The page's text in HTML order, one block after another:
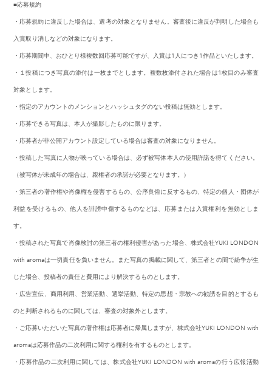
■応募規約
・応募規約に違反した場合は、選考の対象となりません。審査後に違反が判明した場合も
入賞取り消しなどの対象になります。
・応募期間中、おひとり様複数回応募可能ですが、入賞は1人につき1作品といたします。
・１投稿につき写真の添付は一枚までとします。複数枚添付された場合は1枚目のみ審査
対象とします。
・指定のアカウントのメンションとハッシュタグのない投稿は無効とします。
・応募できる写真は、本人が撮影したものに限ります。
・応募者が非公開アカウント設定している場合は審査の対象になりません。
・投稿した写真に人物が映っている場合は、必ず被写体本人の使用許諾を得てください。
（被写体が未成年の場合は、親権者の承諾が必要となります。）
・第三者の著作権や肖像権を侵害するもの、公序良俗に反するもの、特定の個人・団体が
利益を受けるもの、他人を誹謗中傷するものなどは、応募または入賞権利を無効としま
す。
・投稿された写真で肖像検討の第三者の権利侵害があった場合、株式会社YUKI LONDON
with aromaは一切責任を負いません。また写真の掲載に関して、第三者との間で紛争が生
じた場合、投稿者の責任と費用により解決するものとします。
・広告宣伝、商用利用、営業活動、選挙活動、特定の思想・宗教への勧誘を目的とするも
のと判断されるものに関しては、審査の対象外とします。
・ご応募いただいた写真の著作権は応募者に帰属しますが、株式会社YUKI LONDON with
aromaは応募作品の二次利用に関する権利を有するものとします。
・応募作品の二次利用に関しては、株式会社YUKI LONDON with aromaの行う広報活動